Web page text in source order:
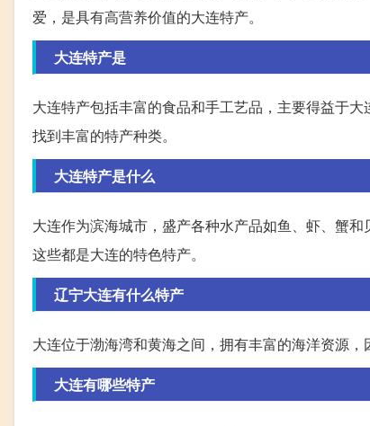
爱，是具有高营养价值的大连特产。
大连特产是
大连特产包括丰富的食品和手工艺品，主要得益于
找到丰富的特产种类。
大连特产是什么
大连作为滨海城市，盛产各种水产品如鱼、虾、蟹
这些都是大连的特色特产。
辽宁大连有什么特产
大连位于渤海湾和黄海之间，拥有丰富的海洋资源
大连有哪些特产